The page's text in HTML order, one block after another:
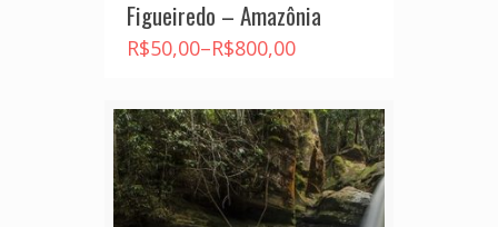
Figueiredo – Amazônia
R$50,00–R$800,00